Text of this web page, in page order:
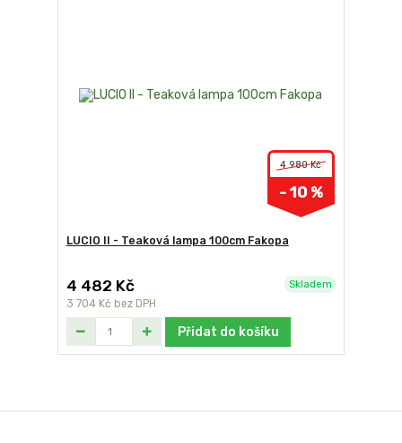
4 980 Kč
- 10 %
LUCIO II - Teaková lampa 100cm Fakopa
4 482 Kč
3 704 Kč bez DPH
Skladem
Přidat do košíku